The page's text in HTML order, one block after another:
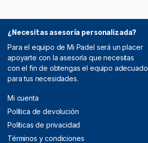
¿Necesitas asesoría personalizada?
Para el equipo de Mi Padel será un placer
apoyarte con la asesoría que necesitas
con el fin de obtengas el equipo adecuado
para tus necesidades.
Mi cuenta
Política de devolución
Políticas de privacidad
Términos y condiciones